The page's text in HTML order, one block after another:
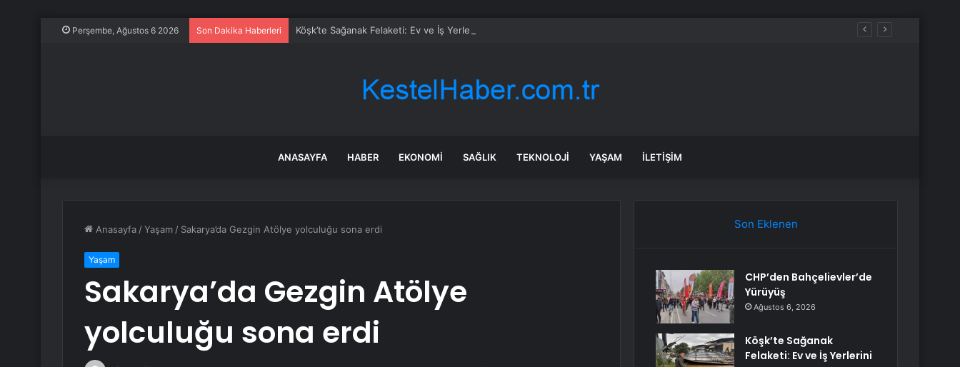
Perşembe, Ağustos 6 2026 Son Dakika Haberleri Köşk’te Sağanak Felaketi: Ev ve İş Yerlerini Su Bastı
ANASAYFA HABER EKONOMI SAĞLIK TEKNOLOJI YAŞAM İLETIŞIM
Anasayfa /Yaşam / Sakarya’da Gezgin Atölye yolculuğu sona erdi
Yaşam
Sakarya’da Gezgin Atölye
yolculuğu sona erdi
Son Eklenen
CHP’den Bahçelievler’de
Yürüyüş
Ağustos 6, 2026
Köşk’te Sağanak
Felaketi: Ev ve İş Yerlerini